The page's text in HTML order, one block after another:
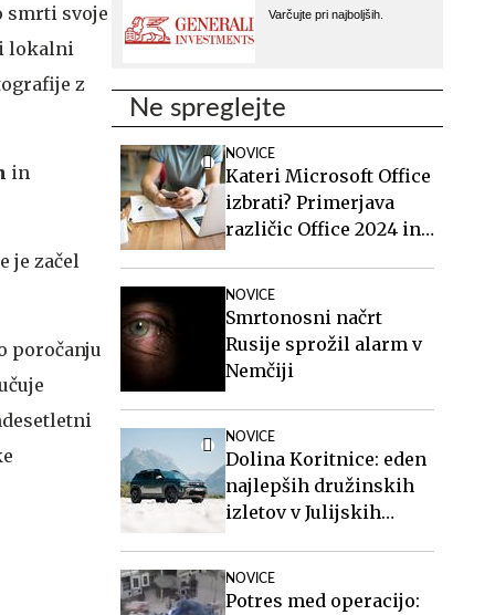
smrti svoje
lokalni
z
in
je začel
poročanju
Ne spreglejte
NOVICE
Kateri Microsoft Office
izbrati? Primerjava
različic Office 2024 in
NOVICE
Smrtonosni načrt
Rusije sprožil alarm v
Nemčiji
NOVICE
Dolina Koritnice: eden
najlepših družinskih
izletov v Julijskih
NOVICE
Potres med operacijo: